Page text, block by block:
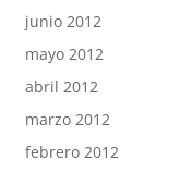
junio 2012
mayo 2012
abril 2012
marzo 2012
febrero 2012